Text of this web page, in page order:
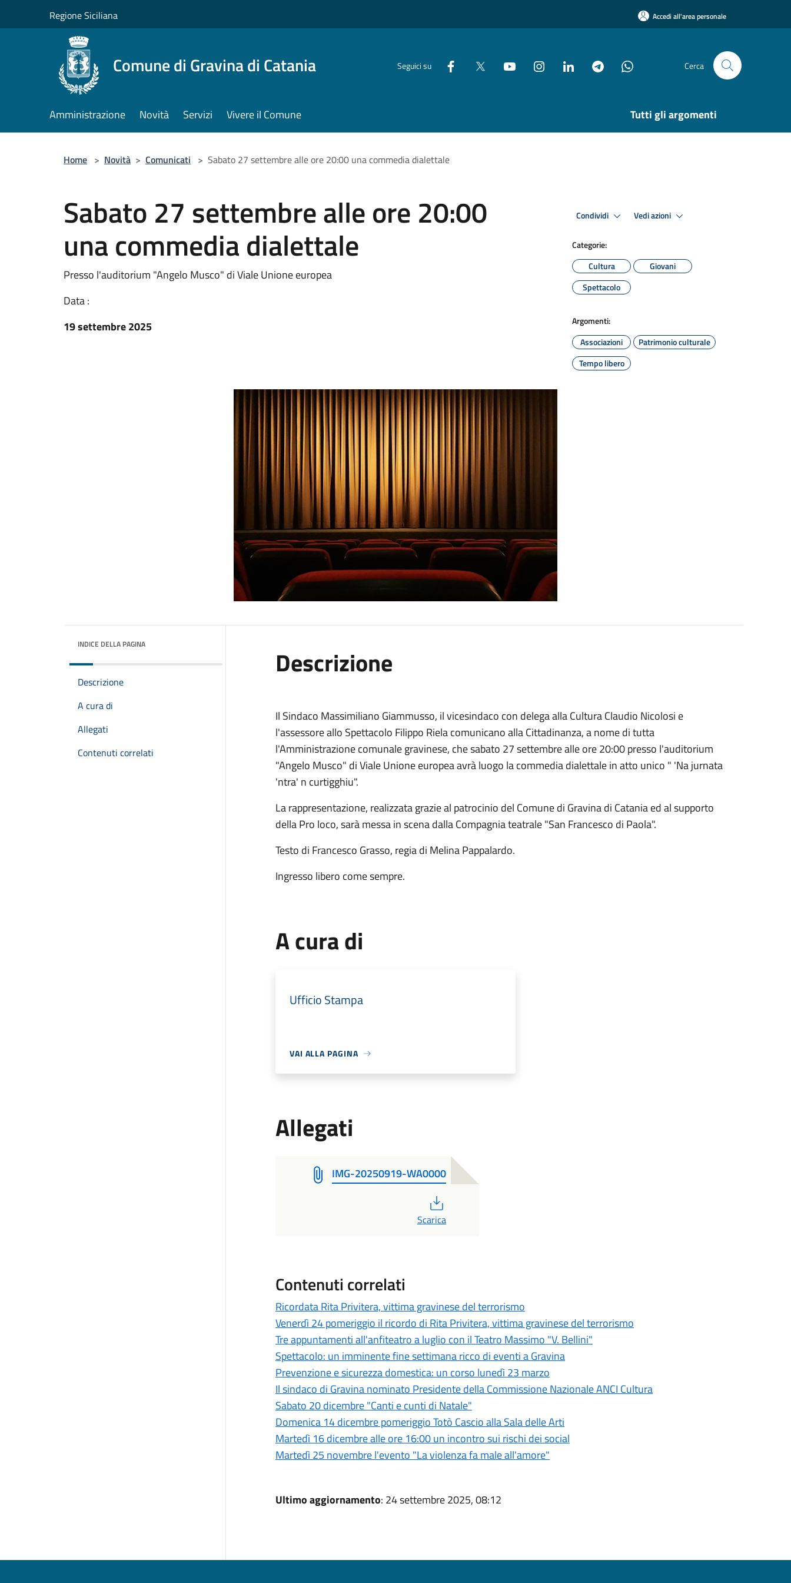
Regione Siciliana Accedi all'area personale
Comune di Gravina di Catania Seguici su Cerca
Amministrazione Novità Servizi Vivere il Comune Tutti gli argomenti
Home > Novità > Comunicati > Sabato 27 settembre alle ore 20:00 una commedia dialettale
Sabato 27 settembre alle ore 20:00
una commedia dialettale
Presso l'auditorium "Angelo Musco" di Viale Unione europea
Data :
19 settembre 2025
Condividi Vedi azioni
Categorie:
Cultura
Giovani
Spettacolo
Argomenti:
Associazioni
Patrimonio culturale
Tempo libero
INDICE DELLA PAGINA
Descrizione
A cura di
Allegati
Contenuti correlati
Descrizione
Il Sindaco Massimiliano Giammusso, il vicesindaco con delega alla Cultura Claudio Nicolosi e
l'assessore allo Spettacolo Filippo Riela comunicano alla Cittadinanza, a nome di tutta
l'Amministrazione comunale gravinese, che sabato 27 settembre alle ore 20:00 presso l'auditorium
"Angelo Musco" di Viale Unione europea avrà luogo la commedia dialettale in atto unico " 'Na jurnata
'ntra' n curtigghiu".
La rappresentazione, realizzata grazie al patrocinio del Comune di Gravina di Catania ed al supporto
della Pro loco, sarà messa in scena dalla Compagnia teatrale "San Francesco di Paola".
Testo di Francesco Grasso, regia di Melina Pappalardo.
Ingresso libero come sempre.
A cura di
Ufficio Stampa
VAI ALLA PAGINA
Allegati
IMG-20250919-WA0000
Scarica
Contenuti correlati
Ricordata Rita Privitera, vittima gravinese del terrorismo
Venerdì 24 pomeriggio il ricordo di Rita Privitera, vittima gravinese del terrorismo
Tre appuntamenti all'anfiteatro a luglio con il Teatro Massimo "V. Bellini"
Spettacolo: un imminente fine settimana ricco di eventi a Gravina
Prevenzione e sicurezza domestica: un corso lunedì 23 marzo
Il sindaco di Gravina nominato Presidente della Commissione Nazionale ANCI Cultura
Sabato 20 dicembre "Canti e cunti di Natale"
Domenica 14 dicembre pomeriggio Totò Cascio alla Sala delle Arti
Martedì 16 dicembre alle ore 16:00 un incontro sui rischi dei social
Martedì 25 novembre l'evento "La violenza fa male all'amore"
Ultimo aggiornamento: 24 settembre 2025, 08:12